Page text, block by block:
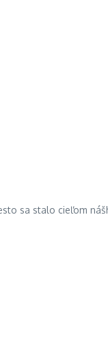
sa stalo cieľom